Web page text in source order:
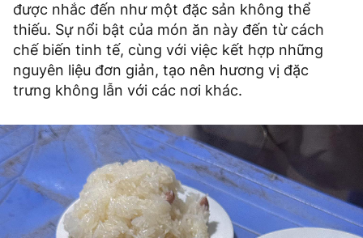
được nhắc đến như một đặc sản không thể
thiếu. Sự nổi bật của món ăn này đến từ cách
chế biến tinh tế, cùng với việc kết hợp những
nguyên liệu đơn giản, tạo nên hương vị đặc
trưng không lẫn với các nơi khác.